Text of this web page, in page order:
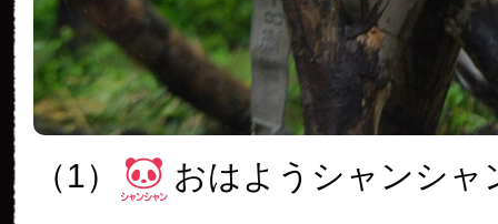
（1） おはようシャンシャ